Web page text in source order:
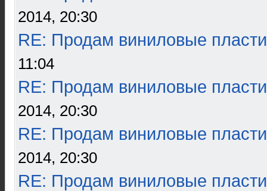
2014, 20:30
RE: Продам виниловые
11:04
RE: Продам виниловые
2014, 20:30
RE: Продам виниловые
2014, 20:30
RE: Продам виниловые